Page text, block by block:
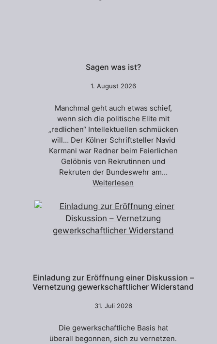
Sagen was ist?
1. August 2026
Manchmal geht auch etwas schief,
wenn sich die politische Elite mit
„redlichen“ Intellektuellen schmücken
will… Der Kölner Schriftsteller Navid
Kermani war Redner beim Feierlichen
Gelöbnis von Rekrutinnen und
Rekruten der Bundeswehr am…
Weiterlesen
Einladung zur Eröffnung einer Diskussion –
Vernetzung gewerkschaftlicher Widerstand
31. Juli 2026
Die gewerkschaftliche Basis hat
überall begonnen, sich zu vernetzen.